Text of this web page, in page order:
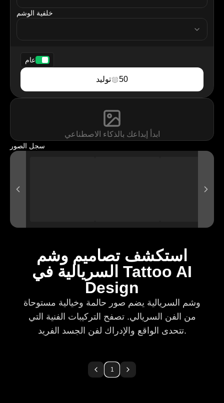
خلفية الوشم
tattooBackground
عام
توليد 50
ابدأ إبداعك بالذكاء الاصطناعي
سجل الصور
استكشف تصاميم وشم
السريالية في Tattoo AI
Design
وشم السريالية يضم صور حالمة وخيالية مستوحاة
من الفن السريالي. تصفح التركيبات الفنية التي
تتحدى الواقع والإدراك لفن الجسد الفريد.
1